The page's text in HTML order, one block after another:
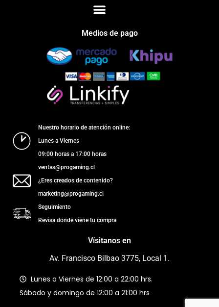
Medios de pago
Nuestro horario de atención online:
Lunes a Viernes
09:00 horas a 17:00 horas
ventas@progaming.cl
¿Eres creados de contenido?
marketing@progaming.cl
Seguimiento
Revisa donde viene tu compra
Vísitanos en
Av. Francisco Bilbao 3775, Local 1.
Lunes a Viernes de 12:00 a 22:00 hrs.
Sábado y domingo de 12:00 a 21:00 hrs